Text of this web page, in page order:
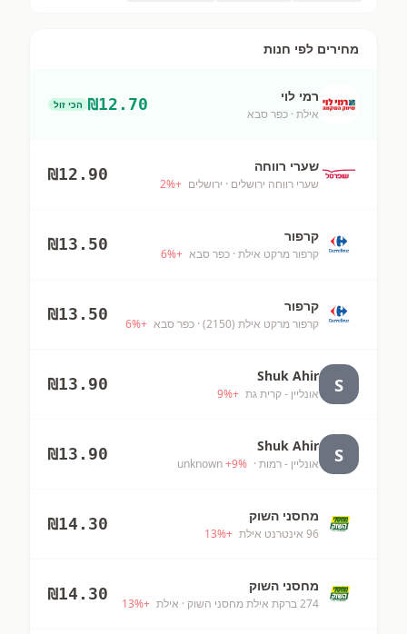
מחירים לפי חנות
רמי לוי
אילת · כפר סבא
₪12.70 הכי זול
שערי רווחה
שערי רווחה ירושלים · ירושלים +
2%
₪12.90
קרפור
קרפור מרקט אילת · כפר סבא +
6%
₪13.50
קרפור
קרפור מרקט אילת (2150) · כפר סבא +
6%
₪13.50
S
Shuk Ahir
אונליין - קרית גת +
9%
₪13.90
S
Shuk Ahir
אונליין - רמות · unknown
+9%
₪13.90
מחסני השוק
96 אינטרנט אילת +
13%
₪14.30
מחסני השוק
274 ברקת אילת מחסני השוק · אילת +
13%
₪14.30